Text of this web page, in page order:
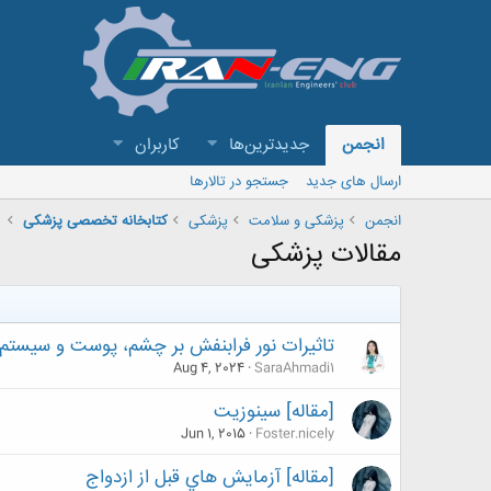
انجمن جدیدترین‌ها کاربران
ارسال های جدید
جستجو در تالارها
انجمن
پزشکی و سلامت پزشکی کتابخانه تخصصی پزشکی
مقالات پزشکی
تاثیرات نور فرابنفش بر چشم، پوست و
SaraAhmadi1
Aug 4, 2024
[مقاله] سينوزيت
Foster.nicely
Jun 1, 2015
[مقاله] آزمايش هاي قبل از ازدواج